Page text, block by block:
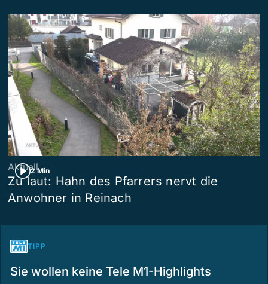
2 Min
Aktuell
Zu laut: Hahn des Pfarrers nervt die
Anwohner in Reinach
TIPP
Sie wollen keine Tele M1-Highlights